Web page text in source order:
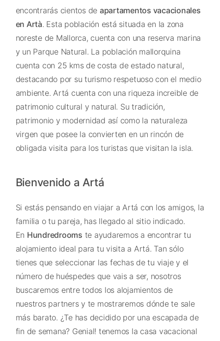
encontrarás cientos de apartamentos vacacionales
en Artà. Esta población está situada en la zona
noreste de Mallorca, cuenta con una reserva marina
y un Parque Natural. La población mallorquina
cuenta con 25 kms de costa de estado natural,
destacando por su turismo respetuoso con el medio
ambiente. Artá cuenta con una riqueza increible de
patrimonio cultural y natural. Su tradición,
patrimonio y modernidad así como la naturaleza
virgen que posee la convierten en un rincón de
obligada visita para los turistas que visitan la isla.
Bienvenido a Artá
Si estás pensando en viajar a Artá con los amigos, la
familia o tu pareja, has llegado al sitio indicado.
En Hundredrooms te ayudaremos a encontrar tu
alojamiento ideal para tu visita a Artá. Tan sólo
tienes que seleccionar las fechas de tu viaje y el
número de huéspedes que vais a ser, nosotros
buscaremos entre todos los alojamientos de
nuestros partners y te mostraremos dónde te sale
más barato. ¿Te has decidido por una escapada de
fin de semana? Genial! tenemos la casa vacacional